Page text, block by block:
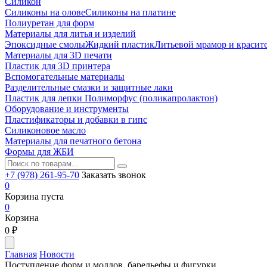
Силиконы на оловеСиликоны на платине
Полиуретан для форм
Материалы для литья и изделий
Эпоксидные смолыЖидкий пластикЛитьевой мрамор и
Материалы для 3D печати
Пластик для 3D принтера
Вспомогательные материалы
Разделительные смазки и защитные лаки
Пластик для лепки Полиморфус (поликапролактон)
Оборудование и инструменты
Пластификаторы и добавки в гипс
Силиконовое масло
Материалы для печатного бетона
Формы для ЖБИ
+7 (978) 261-95-70 Заказать звонок
0
Корзина пуста
0
Корзина
0 ₽
Главная Новости
Поступление форм и молдов, барельефы и фигурки.